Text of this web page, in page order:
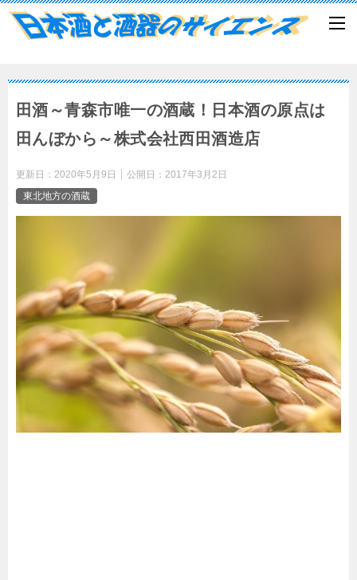
田酒～青森市唯一の酒蔵！日本酒の原点は
田んぼから～株式会社西田酒造店
更新日： 2020年5月9日 公開日： 2017年3月2日
東北地方の酒蔵